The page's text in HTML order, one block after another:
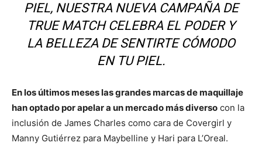
PIEL, NUESTRA NUEVA CAMPAÑA DE
TRUE MATCH CELEBRA EL PODER Y
LA BELLEZA DE SENTIRTE CÓMODO
EN TU PIEL.
En los últimos meses las grandes marcas de maquillaje
han optado por apelar a un mercado más diverso con la
inclusión de James Charles como cara de Covergirl y
Manny Gutiérrez para Maybelline y Hari para L’Oreal.